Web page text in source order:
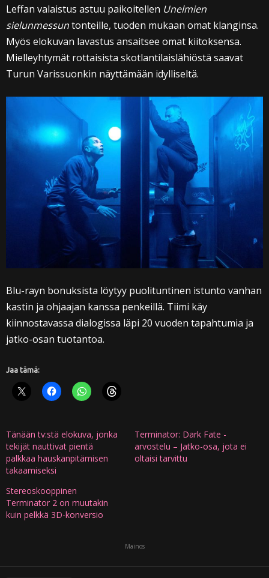
Leffan valaistus astuu paikoitellen Unelmien
sielunmessuntonteille, tuoden mukaan omat klanginsa.
Myös elokuvan lavastus ansaitsee omat kiitoksensa.
Mielleyhtymät rottaisista skotlantilaislähiöstä saavat
Turun Varissuonkin näyttämään idylliseltä.
Blu-rayn bonuksista löytyy puolituntinen istunto vanhan
kastin ja ohjaajan kanssa penkeillä. Tiimi käy
kiinnostavassa dialogissa läpi 20 vuoden tapahtumia ja
jatko-osan tuotantoa.
Jaa tämä:
Tänään tv:stä elokuva, jonka
tekijät nauttivat pientä
palkkaa hauskanpitämisen
takaamiseksi
Terminator: Dark Fate -
arvostelu – Jatko-osa, jota ei
oltaisi tarvittu
Stereoskooppinen
Terminator 2 on muutakin
kuin pelkkä 3D-konversio
Mainos